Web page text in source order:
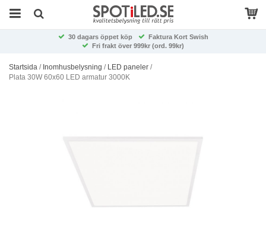
30 dagars öppet köp
Faktura Kort Swish
Fri frakt över 999kr (ord. 99kr)
Startsida / Inomhusbelysning / LED paneler /
Plata 30W 60x60 LED armatur 3000K